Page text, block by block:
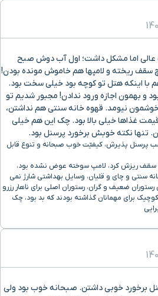
اما مشکل داشت؛ اول آب دوش صبح
ریخته و لامپها هم خاموش مونده بودن!
با اینکه هتل تو کوچه بود خیلی سخت بود.
و بهمون اجازه ورود ندادن! مجبور شدیم تو
نیومد. قهوه خانه سنتی هم نداشتن،
غذاها خیلی بالا بود. چک این هم خیلی
تنها نکته خوبش برخورد پرسنل بود.
پرسنل پذیرش، کیفیّت خوب صبحانه و تنوع قابل
ریزش کرد، لامپ سوخته عوض نشده بود،
سنتی و چای و قلیان، وسایل بهداشتی شارژ نمی
ضعیف و گران، رستوران اصلی برای ناهار رزرو
برای مهمانان گذاشته بودند که بد بود، چک
برخورد خوبی داشتن. صبحانه خوب بود ولی